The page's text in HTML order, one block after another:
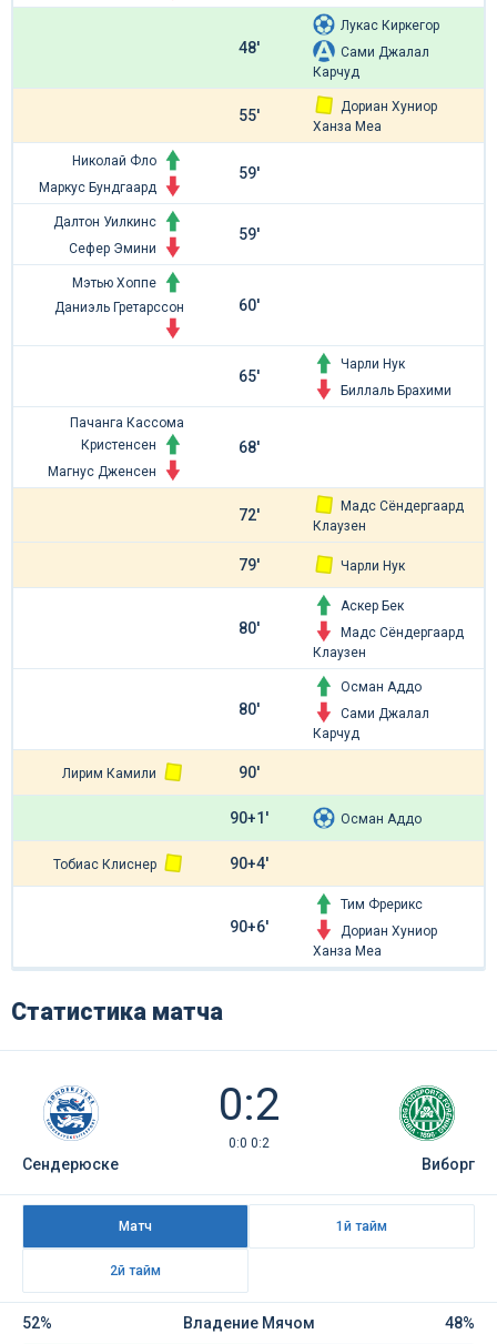
48'
Лукас Киркегор
Сами Джалал
Карчуд
55'
Дориан Хуниор
Ханза Меа
Николай Фло
Маркус Бундгаард
59'
Далтон Уилкинс
Сефер Эмини
59'
Мэтью Хоппе
Даниэль Гретарссон
60'
65'
Чарли Нук
Биллаль Брахими
Пачанга Кассома
Кристенсен
Магнус Дженсен
68'
72'
Мадс Сёндергаард
Клаузен
79' Чарли Нук
80'
Аскер Бек
Мадс Сёндергаард
Клаузен
80'
Осман Аддо
Сами Джалал
Карчуд
Лирим Камили 90'
90+1' Осман Аддо
Тобиас Клиснер 90+4'
90+6'
Тим Фрерикс
Дориан Хуниор
Ханза Меа
Статистика матча
0:2
0:0 0:2
Сендерюске Виборг
Матч 1й тайм
2й тайм
52% Владение Мячом 48%